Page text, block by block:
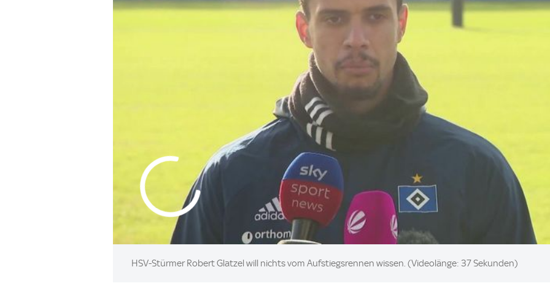
HSV-Stürmer Robert Glatzel will nichts vom Aufstiegsrennen wissen. (Videolänge: 37 Sekunden)